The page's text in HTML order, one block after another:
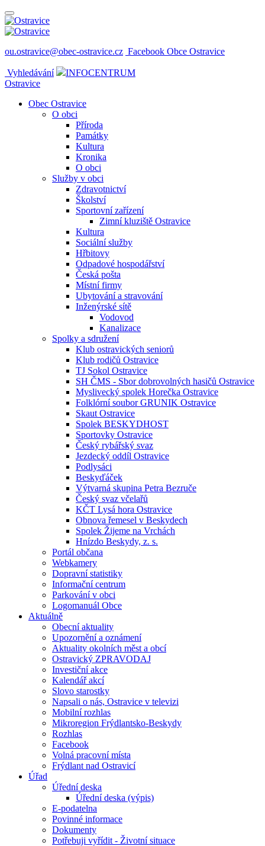
ou.ostravice@obec-ostravice.cz Facebook Obce Ostravice
Vyhledávání
INFOCENTRUM
Ostravice
Obec Ostravice
O obci
Příroda
Památky
Kultura
Kronika
O obci
Služby v obci
Zdravotnictví
Školství
Sportovní zařízení
Zimní kluziště Ostravice
Kultura
Sociální služby
Hřbitovy
Odpadové hospodářství
Česká pošta
Místní firmy
Ubytování a stravování
Inženýrské sítě
Vodovod
Kanalizace
Spolky a sdružení
Klub ostravických seniorů
Klub rodičů Ostravice
TJ Sokol Ostravice
SH ČMS - Sbor dobrovolných hasičů Ostravice
Myslivecký spolek Horečka Ostravice
Folklórní soubor GRUNIK Ostravice
Skaut Ostravice
Spolek BESKYDHOST
Sportovky Ostravice
Český rybářský svaz
Jezdecký oddíl Ostravice
Podlysáci
Beskyďáček
Výtvarná skupina Petra Bezruče
Český svaz včelařů
KČT Lysá hora Ostravice
Obnova řemesel v Beskydech
Spolek Žijeme na Vrchách
Hnízdo Beskydy, z. s.
Portál občana
Webkamery
Dopravní statistiky
Informační centrum
Parkování v obci
Logomanuál Obce
Aktuálně
Obecní aktuality
Upozornění a oznámení
Aktuality okolních měst a obcí
Ostravický ZPRAVODAJ
Investiční akce
Kalendář akcí
Slovo starostky
Napsali o nás, Ostravice v televizi
Mobilní rozhlas
Mikroregion Frýdlantsko-Beskydy
Rozhlas
Facebook
Volná pracovní místa
Frýdlant nad Ostravicí
Úřad
Úřední deska
Úřední deska (výpis)
E-podatelna
Povinné informace
Dokumenty
Potřebuji vyřídit - Životní situace